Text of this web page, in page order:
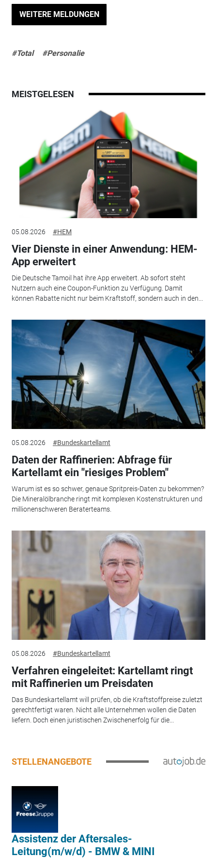
WEITERE MELDUNGEN
#Total #Personalie
MEISTGELESEN
05.08.2026 #HEM
Vier Dienste in einer Anwendung: HEM-
App erweitert
Die Deutsche Tamoil hat ihre App erweitert. Ab sofort steht
Nutzern auch eine Coupon-Funktion zu Verfügung. Damit
können Rabatte nicht nur beim Kraftstoff, sondern auch in den...
05.08.2026 #Bundeskartellamt
Daten der Raffinerien: Abfrage für
Kartellamt ein "riesiges Problem"
Warum ist es so schwer, genaue Spritpreis-Daten zu bekommen?
Die Mineralölbranche ringt mit komplexen Kostenstrukturen und
millionenschweren Beraterteams.
05.08.2026 #Bundeskartellamt
Verfahren eingeleitet: Kartellamt ringt
mit Raffinerien um Preisdaten
Das Bundeskartellamt will prüfen, ob die Kraftstoffpreise zuletzt
gerechtfertigt waren. Nicht alle Unternehmen wollen die Daten
liefern. Doch einen juristischen Zwischenerfolg für die...
STELLENANGEBOTE
Assistenz der Aftersales-
Leitung(m/w/d) - BMW & MINI